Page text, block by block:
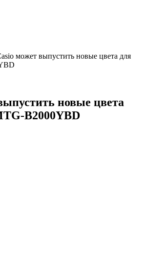
может выпустить новые цвета для
новые цвета
B2000YBD